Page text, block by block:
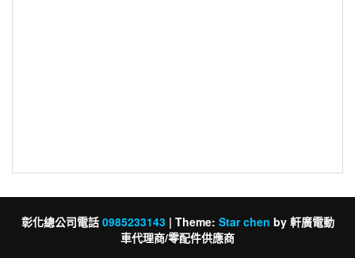
彰化總公司電話 0985233143 | Theme: Star chen by 軒廣電動
車代理商/零配件供應商